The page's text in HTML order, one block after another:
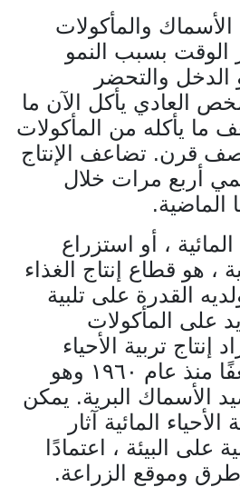
والمأكولات
الوقت بسبب النمو
الدخل والتحضر
العادي يأكل الآن ما
يأكله من المأكولات
قرن. تضاعف الإنتاج
أربع مرات خلال
الماضية.
المائية ، أو استزراع
، هو قطاع إنتاج الغذاء
القدرة على تلبية
على المأكولات
إنتاج تربية الأحياء
ضعفًا منذ عام ١٩٦٠ وهو
الأسماك البرية. يمكن
المائية آثار
على البيئة ، اعتمادًا
وموقع الزراعة.